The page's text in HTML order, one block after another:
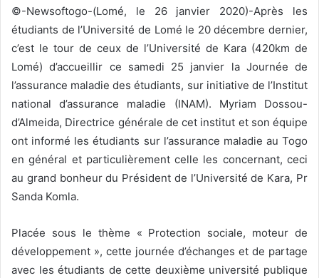
©-Newsoftogo-(Lomé, le 26 janvier 2020)-Après les
étudiants de l’Université de Lomé le 20 décembre dernier,
c’est le tour de ceux de l’Université de Kara (420km de
Lomé) d’accueillir ce samedi 25 janvier la Journée de
l’assurance maladie des étudiants, sur initiative de l’Institut
national d’assurance maladie (INAM). Myriam Dossou-
d’Almeida, Directrice générale de cet institut et son équipe
ont informé les étudiants sur l’assurance maladie au Togo
en général et particulièrement celle les concernant, ceci
au grand bonheur du Président de l’Université de Kara, Pr
Sanda Komla.
Placée sous le thème « Protection sociale, moteur de
développement », cette journée d’échanges et de partage
avec les étudiants de cette deuxième université publique